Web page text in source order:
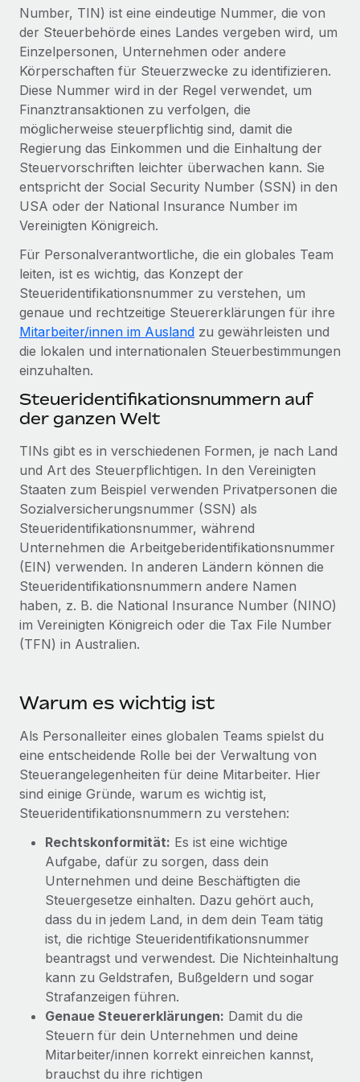
Globales Onboarding und Verwalten von
Freelancer:innen
PEO
Auslagern von komplexen HR-Aufgaben
INFRASTRUKTUR
Remote Embedded
Nahtlose Integration der HR in bestehende Abläufe
Plattform
Integrierte HR-Kernfunktionen für dein Team
Verknüpfen Neu
Verknüpfung beliebiger KI-Tools mit Remote über unser
MCP
Integrationen
Prozessoptimierung mit unverzichtbaren Business-
Tools
DIENSTLEISTUNGEN
Frag unsere Expert:innen
Hilfe von Expert:innen für globale HR & Compliance
Background-Checks
Einfacheres Bewerber:innen-Screening
Compliance Watchtower
Lückenlose Compliance
Geräteverwaltung
Globale Bereitstellung und Verfolgung von IT-
Gründung von Niederlassungen
Schnelle, rechtssichere Gründung von
Niederlassungen
Mobilität und Relocation
Mühelose Relocation von Mitarbeiter:innen
Benefits
Mühelose Verwaltung von Benefits
WACHSTUMSPHASE
Startups
Agile HR- und Payroll-Lösungen für wachsende
Unternehmen
Mittelstand
Maßgeschneiderte HR-Lösungen, um Teams zu
vergrößern
Enterprise
Globale HR für Konzerne und Großunternehmen
PARTNER WERDEN
Strategische Technologiepartner
Flexible Einbettung von Global-HR-Funktionen in deine
Plattform
Entdecke die Möglichkeiten einer Partnerschaft
Beratung zu Integrationen und KI-Automatisierung
FALLSTUDIEN
So hat der KI-Vorreiter Weaviate sein Team mit
Remote um 120 % vergrößert
Weaviate auf einen Blick Weaviate entwickelt KI-basierte
Open-Source-Infrastrukturen. Das...
Mehr erfahren
Strategische Partnerschaft zwischen
Reverse Tech und Remote für Contractor
Reverse Tech auf einen Blick Das Gesundheits- und
Wellness-Startup Reverse Tech hat das globale...
Mehr erfahren
Gesamtbeschäftigungskosten
Honorarzahlungen berechnen
Informationen zu möglichen Währungen und
Abwicklungsfristen für globale Freelancer:innen
LERNEN MIT REMOTE
Forschung und Leitfäden
Fallstudien
HR-Glossar
Checklisten und Vorlagen
Bibliothek für Stellenbeschreibungen
Webinare
Events
Newsroom
Informationen zu Gehältern und Qualifikationen
Insights Center
Hol dir Unterstützung
Alle Ressourcen anzeigen
BLOG
Globale Payroll
EOR und PEO
Steuern
Den Blog erkunden
BLOG
Gusto und Zero und Contractor Management
Plus
Auch im neuen Jahr wollen wir bei Remote Unternehmen
aller Größen dabei unterstützen, die beste...
Mehr erfahren
Wie Phiture 55 Mitarbeiter:innen in 19 Ländern
mit Remote verwaltet
Phiture ist der unumstrittene Marktführer im Bereich der
Wachstumsberatung für mobile Apps. Das...
Nederlands
Français
Deutsch
Español
Italiano
Português (Portugal)
日本語
한국어
中文（简体）
Anmelden
Number, TIN) ist eine eindeutige Nummer, die von
der Steuerbehörde eines Landes vergeben wird, um
Einzelpersonen, Unternehmen oder andere
Körperschaften für Steuerzwecke zu identifizieren.
Diese Nummer wird in der Regel verwendet, um
Finanztransaktionen zu verfolgen, die
möglicherweise steuerpflichtig sind, damit die
Regierung das Einkommen und die Einhaltung der
Steuervorschriften leichter überwachen kann. Sie
entspricht der Social Security Number (SSN) in den
USA oder der National Insurance Number im
Vereinigten Königreich.
Für Personalverantwortliche, die ein globales Team
leiten, ist es wichtig, das Konzept der
Steueridentifikationsnummer zu verstehen, um
genaue und rechtzeitige Steuererklärungen für ihre
Mitarbeiter/innen im Ausland zu gewährleisten und
die lokalen und internationalen Steuerbestimmungen
einzuhalten.
Steueridentifikationsnummern auf
der ganzen Welt
TINs gibt es in verschiedenen Formen, je nach Land
und Art des Steuerpflichtigen. In den Vereinigten
Staaten zum Beispiel verwenden Privatpersonen die
Sozialversicherungsnummer (SSN) als
Steueridentifikationsnummer, während
Unternehmen die Arbeitgeberidentifikationsnummer
(EIN) verwenden. In anderen Ländern können die
Steueridentifikationsnummern andere Namen
haben, z. B. die National Insurance Number (NINO)
im Vereinigten Königreich oder die Tax File Number
(TFN) in Australien.
Warum es wichtig ist
Als Personalleiter eines globalen Teams spielst du
eine entscheidende Rolle bei der Verwaltung von
Steuerangelegenheiten für deine Mitarbeiter. Hier
sind einige Gründe, warum es wichtig ist,
Steueridentifikationsnummern zu verstehen:
Rechtskonformität: Es ist eine wichtige
Aufgabe, dafür zu sorgen, dass dein
Unternehmen und deine Beschäftigten die
Steuergesetze einhalten. Dazu gehört auch,
dass du in jedem Land, in dem dein Team tätig
ist, die richtige Steueridentifikationsnummer
beantragst und verwendest. Die Nichteinhaltung
kann zu Geldstrafen, Bußgeldern und sogar
Strafanzeigen führen.
Genaue Steuererklärungen: Damit du die
Steuern für dein Unternehmen und deine
Mitarbeiter/innen korrekt einreichen kannst,
brauchst du ihre richtigen